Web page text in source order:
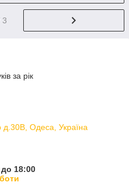
3
за рік
д.30В, Одеса, Україна
18:00